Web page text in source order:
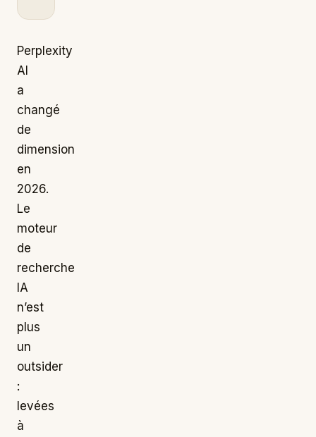
Perplexity
AI
a
changé
de
dimension
en
2026.
Le
moteur
de
recherche
IA
n’est
plus
un
outsider
:
levées
à